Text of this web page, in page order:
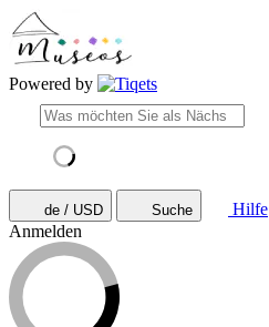
Powered by
de / USD Suche
Hilfe
Anmelden